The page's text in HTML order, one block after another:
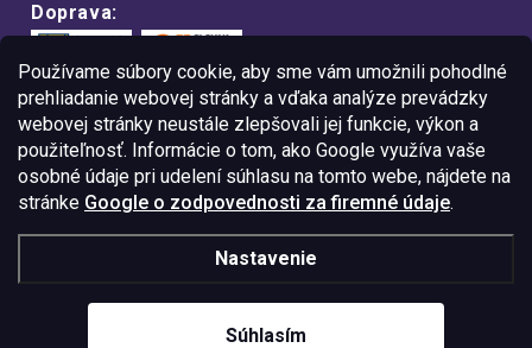
Používame súbory cookie, aby sme vám umožnili pohodlné
prehliadanie webovej stránky a vďaka analýze prevádzky
webovej stránky neustále zlepšovali jej funkcie, výkon a
použiteľnosť. Informácie o tom, ako Google využíva vaše
osobné údaje pri udelení súhlasu na tomto webe, nájdete na
stránke Google o zodpovednosti za firemné údaje.
Nastavenie
Súhlasím
Doprava:
Nakupujte na FOA bezpečne a bez obáv.
Vďaka protokolu HTTPS sú vaše citlivé
dáta v úplnom bezpečí.
© Copyright2026Westlogic Slovakia s.r.o.,
Gajova 4, Bratislava, 811 09